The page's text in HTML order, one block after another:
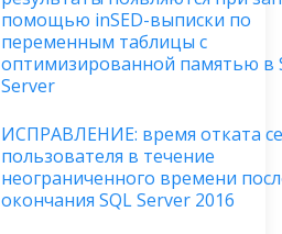
помощью inSED-выписки по
переменным таблицы с
оптимизированной памятью в
Server
ИСПРАВЛЕНИЕ: время отката
пользователя в течение
неограниченного времени
окончания SQL Server 2016